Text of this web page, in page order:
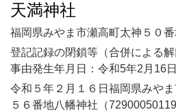
天満神社
福岡県みやま市瀬高町太神５０
登記記録の閉鎖等（合併による解
事由発生年月日：令和5年2月16日
令和５年２月１６日福岡県みや
５６番地八幡神社（